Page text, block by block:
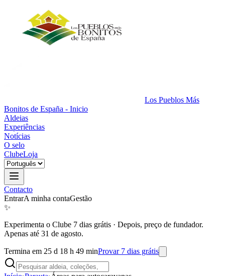
Los Pueblos Más
Bonitos de España - Inicio
Aldeias
Experiências
Notícias
O selo
ClubeLoja
Contacto
EntrarA minha contaGestão
✨
Experimenta o Clube 7 dias grátis · Depois, preço de fundador.
Apenas até 31 de agosto.
Termina em 25 d 18 h 49 minProvar 7 dias grátis